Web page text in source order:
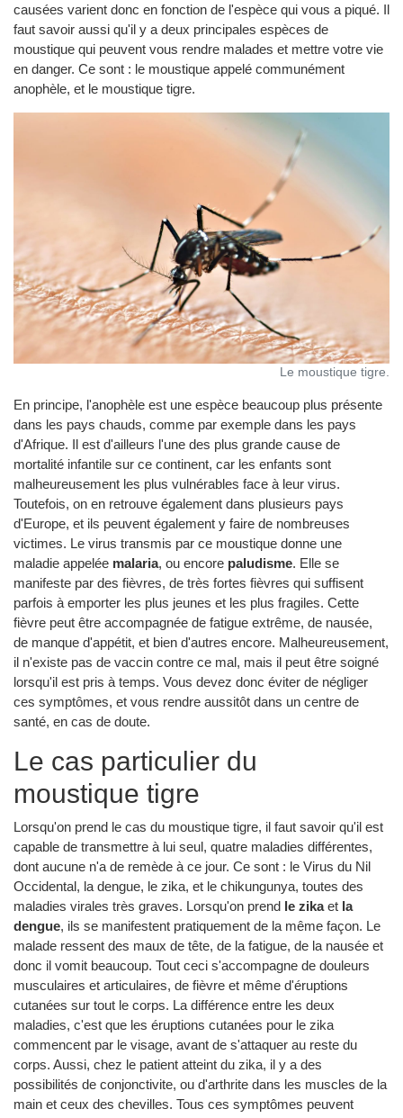
causées varient donc en fonction de l'espèce qui vous a piqué. Il
faut savoir aussi qu'il y a deux principales espèces de
moustique qui peuvent vous rendre malades et mettre votre vie
en danger. Ce sont : le moustique appelé communément
anophèle, et le moustique tigre.
Le moustique tigre.
En principe, l'anophèle est une espèce beaucoup plus présente
dans les pays chauds, comme par exemple dans les pays
d'Afrique. Il est d'ailleurs l'une des plus grande cause de
mortalité infantile sur ce continent, car les enfants sont
malheureusement les plus vulnérables face à leur virus.
Toutefois, on en retrouve également dans plusieurs pays
d'Europe, et ils peuvent également y faire de nombreuses
victimes. Le virus transmis par ce moustique donne une
maladie appelée malaria, ou encore paludisme. Elle se
manifeste par des fièvres, de très fortes fièvres qui suffisent
parfois à emporter les plus jeunes et les plus fragiles. Cette
fièvre peut être accompagnée de fatigue extrême, de nausée,
de manque d'appétit, et bien d'autres encore. Malheureusement,
il n'existe pas de vaccin contre ce mal, mais il peut être soigné
lorsqu'il est pris à temps. Vous devez donc éviter de négliger
ces symptômes, et vous rendre aussitôt dans un centre de
santé, en cas de doute.
Le cas particulier du
moustique tigre
Lorsqu'on prend le cas du moustique tigre, il faut savoir qu'il est
capable de transmettre à lui seul, quatre maladies différentes,
dont aucune n'a de remède à ce jour. Ce sont : le Virus du Nil
Occidental, la dengue, le zika, et le chikungunya, toutes des
maladies virales très graves. Lorsqu'on prend le zikaet la
dengue, ils se manifestent pratiquement de la même façon. Le
malade ressent des maux de tête, de la fatigue, de la nausée et
donc il vomit beaucoup. Tout ceci s'accompagne de douleurs
musculaires et articulaires, de fièvre et même d'éruptions
cutanées sur tout le corps. La différence entre les deux
maladies, c'est que les éruptions cutanées pour le zika
commencent par le visage, avant de s'attaquer au reste du
corps. Aussi, chez le patient atteint du zika, il y a des
possibilités de conjonctivite, ou d'arthrite dans les muscles de la
main et ceux des chevilles. Tous ces symptômes peuvent